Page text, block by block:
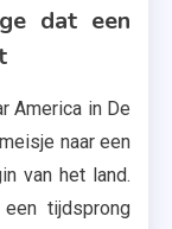
dat een
America in De
naar een
van het land.
tijdsprong